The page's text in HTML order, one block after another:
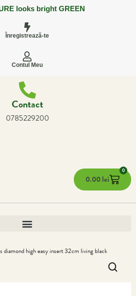
looks bright GREEN
Înregistrează-te
Contul Meu
Contact
0785229200
0.00lei
0
diamond high easy insert 32cm living black